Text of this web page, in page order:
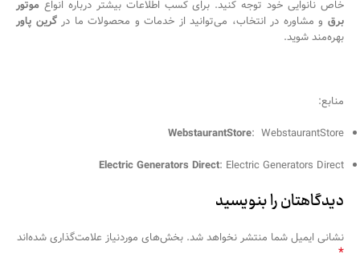
خاص نانوایی خود توجه کنید. برای کسب اطلاعات بیشتر درباره انواع موتور
برقو مشاوره در انتخاب، می‌توانید از خدمات و محصولات ما درگرین پاور
بهره‌مند شوید.
منابع:
WebstaurantStore: WebstaurantStore
Electric Generators Direct: Electric Generators Direct
دیدگاهتان را بنویسید
نشانی ایمیل شما منتشر نخواهد شد. بخش‌های موردنیاز علامت‌گذاری شده‌اند
*